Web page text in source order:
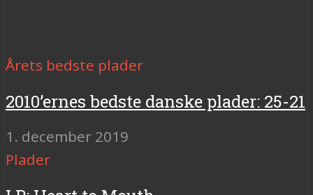
Årets bedste plader
2010’ernes bedste danske plader: 25-21
1. december 2019
Plader